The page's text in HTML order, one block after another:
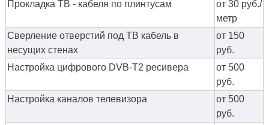
Прокладка ТВ - кабеля по плинтусам
от 30 руб./
метр
Сверление отверстий под ТВ кабель в
несущих стенах
от 150
руб.
Настройка цифрового DVB-T2 ресивера
от 500
руб.
Настройка каналов телевизора
от 500
руб.